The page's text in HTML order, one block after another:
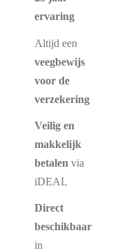
ervaring
Altijd een
veegbewijs
voor de
verzekering
Veilig en
makkelijk
betalen via
iDEAL
Direct
beschikbaar
in